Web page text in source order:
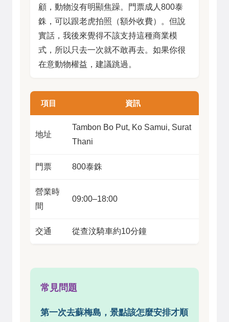
顧，動物沒有明顯焦躁。門票成人800泰
銖，可以跟老虎拍照（額外收費）。但說
實話，我後來覺得不該支持這種商業模
式，所以只去一次就不敢再去。如果你很
在意動物權益，建議跳過。
項目 資訊
地址
Tambon Bo Put, Ko Samui, Surat
Thani
門票 800泰銖
營業時
間
09:00–18:00
交通 從查汶騎車約10分鐘
常見問題
第一次去蘇梅島，景點該怎麼安排才順